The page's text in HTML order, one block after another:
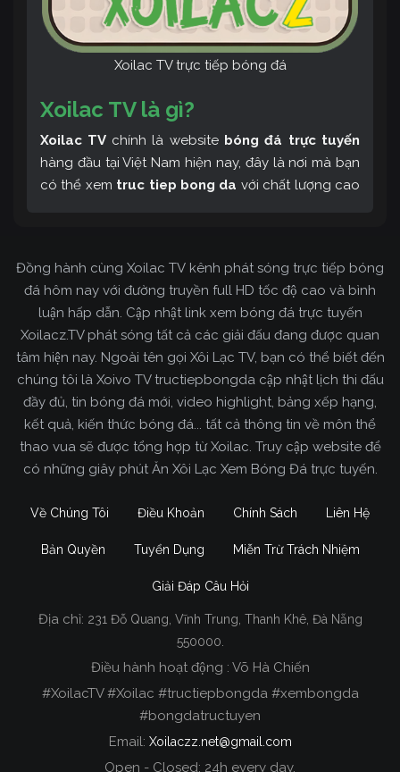
Xoilac TV trực tiếp bóng đá
Xoilac TV là gì?
Xoilac TV chính là website bóng đá trực tuyến
hàng đầu tại Việt Nam hiện nay, đây là nơi mà bạn
có thể xem truc tiep bong da với chất lượng cao
tin về bóng đá cực kỳ bổ ích mỗi ngày.
Xoilac TV Trực Tiếp Bóng Đá
Trong tất cả các website phát sóng bóng đá trực
tiếp hiện nay tại Việt Nam. Website được nhiều
người đánh giá và lựa chọn nhất phải kể đến
Xoilacz.TV bởi chúng tôi đã có tên tuổi trên thị
trường phát sóng trực tiếp bóng đá từ rất lâu cho
Đồng hành cùng Xoilac TV kênh phát sóng trực tiếp bóng
đá hôm nay với đường truyền full HD tốc độ cao và bình
luận hấp dẫn. Cập nhật link xem bóng đá trực tuyến
Xoilacz.TV phát sóng tất cả các giải đấu đang được quan
tâm hiện nay. Ngoài tên gọi Xôi Lạc TV, bạn có thể biết đến
chúng tôi là Xoivo TV tructiepbongda cập nhật lịch thi đấu
đầy đủ, tin bóng đá mới, video highlight, bảng xếp hạng,
kết quả, kiến thức bóng đá... tất cả thông tin về môn thể
thao vua sẽ được tổng hợp từ Xoilac. Truy cập website để
có những giây phút Ăn Xôi Lạc Xem Bóng Đá trực tuyến.
Về Chúng Tôi Điều Khoản Chính Sách Liên Hệ
Bản Quyền Tuyển Dụng Miễn Trừ Trách Nhiệm
Giải Đáp Câu Hỏi
Địa chỉ: 231 Đỗ Quang, Vĩnh Trung, Thanh Khê, Đà Nẵng
550000.
Điều hành hoạt động : Võ Hà Chiến
#XoilacTV #Xoilac #tructiepbongda #xembongda
#bongdatructuyen
Email: Xoilaczz.net@gmail.com
Open - Closed: 24h every day.